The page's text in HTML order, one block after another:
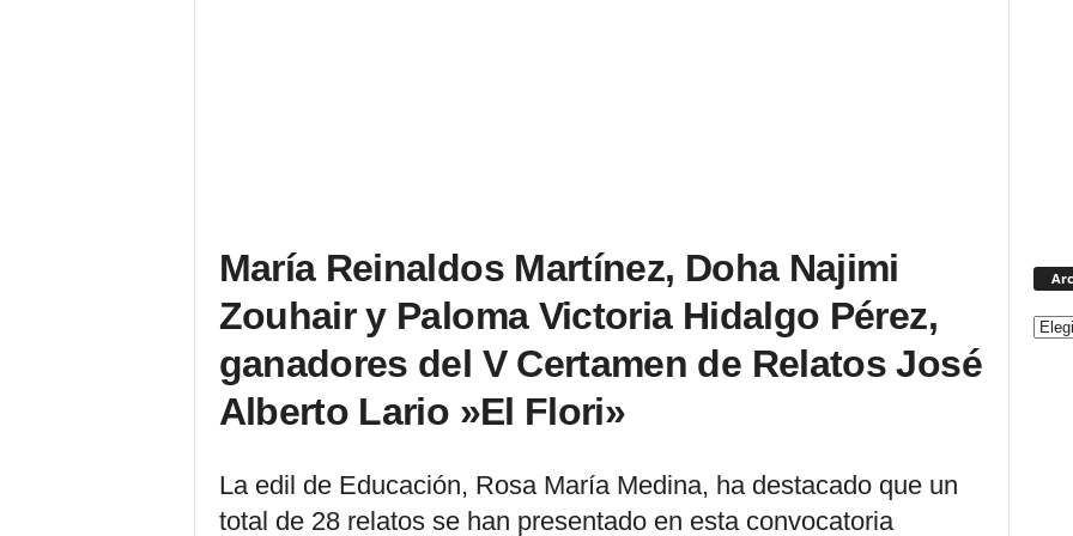
María Reinaldos Martínez, Doha Najimi
Zouhair y Paloma Victoria Hidalgo Pérez,
ganadores del V Certamen de Relatos José
Alberto Lario »El Flori»
La edil de Educación, Rosa María Medina, ha destacado que un
total de 28 relatos se han presentado en esta convocatoria